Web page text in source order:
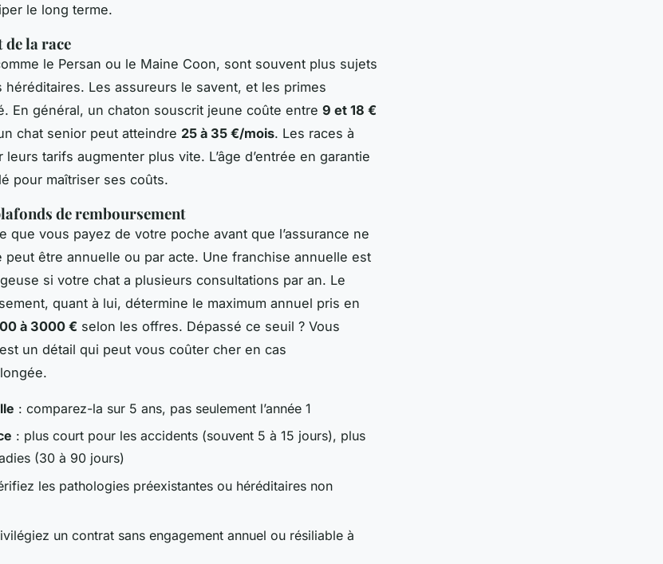
le long terme.
de la race
le Persan ou le Maine Coon, sont souvent plus sujets
héréditaires. Les assureurs le savent, et les primes
En général, un chaton souscrit jeune coûte entre 9 et 18 €
chat senior peut atteindre 25 à 35 €/mois. Les races à
tarifs augmenter plus vite. L’âge d’entrée en garantie
pour maîtriser ses coûts.
de remboursement
que vous payez de votre poche avant que l’assurance ne
peut être annuelle ou par acte. Une franchise annuelle est
si votre chat a plusieurs consultations par an. Le
quant à lui, détermine le maximum annuel pris en
à 3000 € selon les offres. Dépassé ce seuil ? Vous
un détail qui peut vous coûter cher en cas
: comparez-la sur 5 ans, pas seulement l’année 1
: plus court pour les accidents (souvent 5 à 15 jours), plus
(30 à 90 jours)
les pathologies préexistantes ou héréditaires non
un contrat sans engagement annuel ou résiliable à